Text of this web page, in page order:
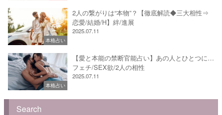
本格占い
2人の繋がりは“本物”？【徹底解読◆三大相性⇒
恋愛/結婚/H】絆/進展
2025.07.11
本格占い
【愛と本能の禁断官能占い】あの人とひとつに…
フェチ/SEX欲/2人の相性
2025.07.11
Search